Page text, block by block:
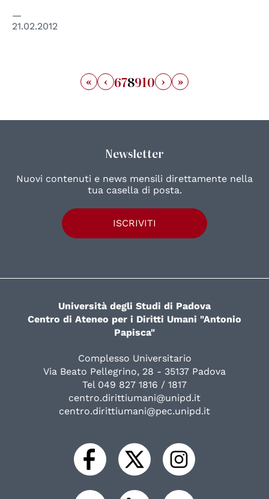
21.02.2012
« ‹ 678910 › »
Newsletter
Nuovi contenuti e news mensili direttamente nella
tua casella di posta.
ISCRIVITI
Università degli Studi di Padova
Centro di Ateneo per i Diritti Umani "Antonio
Papisca"
Complesso Universitario
Via Beato Pellegrino, 28 - 35137 Padova
Tel 049 827 1816 / 1817
centro.dirittiumani@unipd.it
centro.dirittiumani@pec.unipd.it